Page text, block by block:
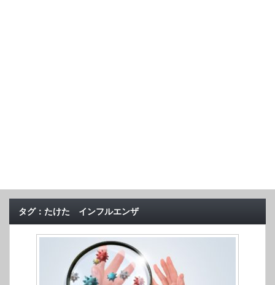
タグ：たけた インフルエンザ